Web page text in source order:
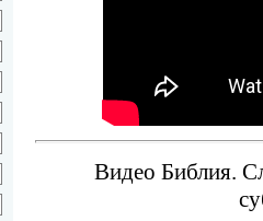
Видео Библия.